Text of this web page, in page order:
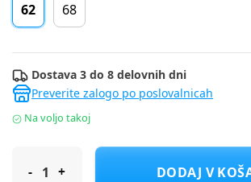
62 68
Dostava 3 do 8 delovnih dni
Preverite zalogo po poslovalnicah
Na voljo takoj
Cool Club hlače trenirka DH CCB2800875 F
DODAJ V